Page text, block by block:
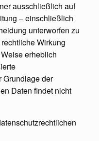
ausschließlich auf
– einschließlich
unterworfen zu
Wirkung
erheblich
Grundlage der
Daten findet nicht